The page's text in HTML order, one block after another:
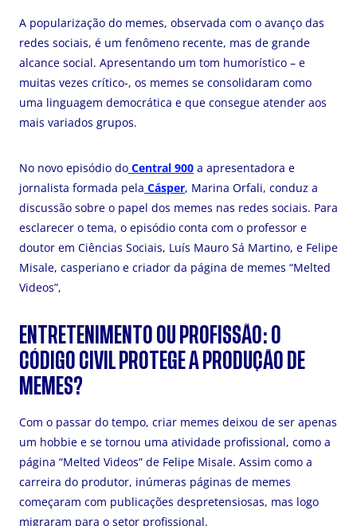
A popularização do memes, observada com o avanço das
redes sociais, é um fenômeno recente, mas de grande
alcance social. Apresentando um tom humorístico – e
muitas vezes crítico-, os memes se consolidaram como
uma linguagem democrática e que consegue atender aos
mais variados grupos.
No novo episódio do Central 900 a apresentadora e
jornalista formada pela Cásper, Marina Orfali, conduz a
discussão sobre o papel dos memes nas redes sociais. Para
esclarecer o tema, o episódio conta com o professor e
doutor em Ciências Sociais, Luís Mauro Sá Martino, e Felipe
Misale, casperiano e criador da página de memes “Melted
Videos”,
ENTRETENIMENTO OU PROFISSÃO: O
CÓDIGO CIVIL PROTEGE A PRODUÇÃO DE
MEMES?
Com o passar do tempo, criar memes deixou de ser apenas
um hobbie e se tornou uma atividade profissional, como a
página “Melted Videos” de Felipe Misale. Assim como a
carreira do produtor, inúmeras páginas de memes
começaram com publicações despretensiosas, mas logo
migraram para o setor profissional.